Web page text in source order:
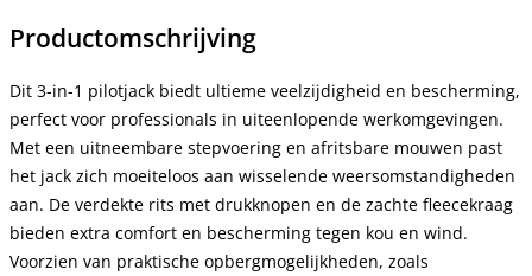
Productomschrijving
Dit 3-in-1 pilotjack biedt ultieme veelzijdigheid en bescherming,
perfect voor professionals in uiteenlopende werkomgevingen.
Met een uitneembare stepvoering en afritsbare mouwen past
het jack zich moeiteloos aan wisselende weersomstandigheden
aan. De verdekte rits met drukknopen en de zachte fleecekraag
bieden extra comfort en bescherming tegen kou en wind.
Voorzien van praktische opbergmogelijkheden, zoals